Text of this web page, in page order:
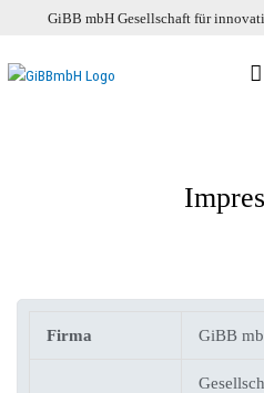
springen
GiBB mbH Gesellschaft für
Firma GiBB